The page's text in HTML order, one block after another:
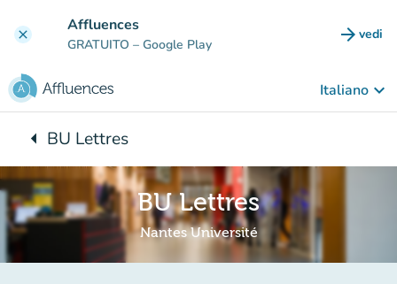
clear Affluences
GRATUITO – Google Play arrow_forward vedi
Italiano keyboard_arrow_down
arrow_leftTorna a:
BU Lettres
BU Lettres
Nantes Université